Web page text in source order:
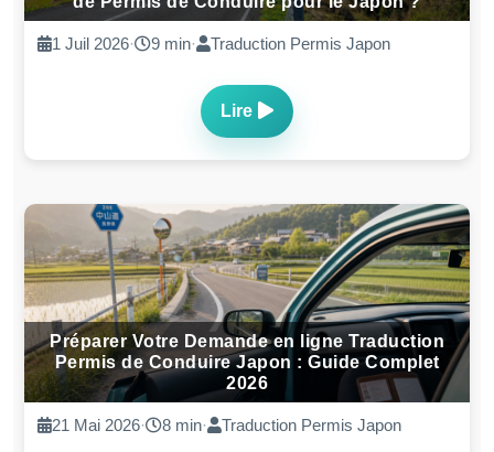
1 Juil 2026· 9 min· Traduction Permis Japon
Lire
Préparer Votre Demande en ligne Traduction
Permis de Conduire Japon : Guide Complet
2026
21 Mai 2026· 8 min· Traduction Permis Japon